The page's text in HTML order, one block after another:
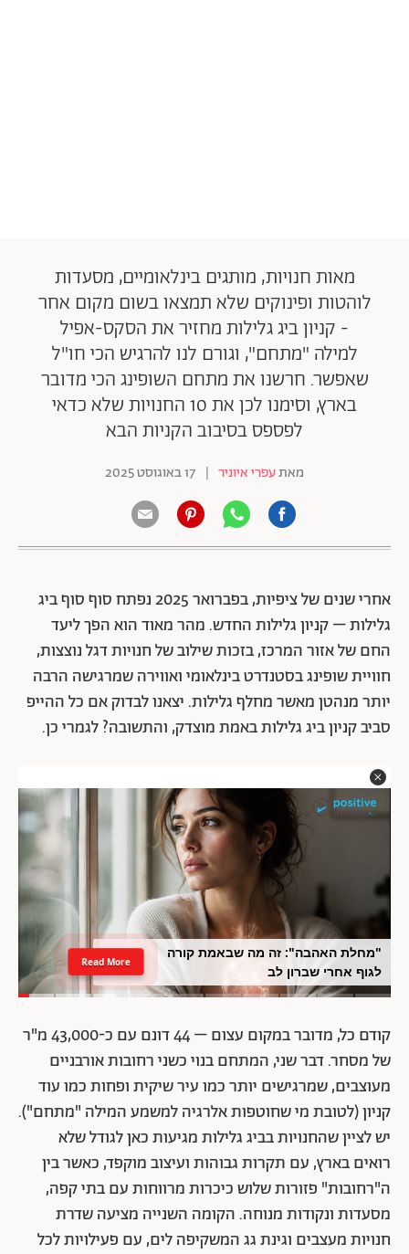
מאות חנויות, מותגים בינלאומיים, מסעדות
לוהטות ופינוקים שלא תמצאו בשום מקום אחר
- קניון ביג גלילות מחזיר את הסקס-אפיל
למילה "מתחם", וגורם לנו להרגיש הכי חו"ל
שאפשר. חרשנו את מתחם השופינג הכי מדובר
בארץ, וסימנו לכן את 10 החנויות שלא כדאי
לפספס בסיבוב הקניות הבא
מאתעפרי איוניר | 17 באוגוסט 2025
אחרי שנים של ציפיות, בפברואר 2025 נפתח סוף סוף ביג
גלילות – קניון גלילות החדש. מהר מאוד הוא הפך ליעד
החם של אזור המרכז, בזכות שילוב של חנויות דגל נוצצות,
חוויית שופינג בסטנדרט בינלאומי ואווירה שמרגישה הרבה
יותר מנהטן מאשר מחלף גלילות. יצאנו לבדוק אם כל ההייפ
סביב קניון ביג גלילות באמת מוצדק, והתשובה? לגמרי כן.
"מחלת האהבה": זה מה שבאמת קורה
לגוף אחרי שברון לב
Read More
קודם כל, מדובר במקום עצום – 44 דונם עם כ-43,000 מ"ר
של מסחר. דבר שני, המתחם בנוי כשני רחובות אורבניים
מעוצבים, שמרגישים יותר כמו עיר שיקית ופחות כמו עוד
קניון (לטובת מי שחוטפות אלרגיה למשמע המילה "מתחם").
יש לציין שהחנויות בביג גלילות מגיעות כאן לגודל שלא
רואים בארץ, עם תקרות גבוהות ועיצוב מוקפד, כאשר בין
ה"רחובות" פזורות שלוש כיכרות מרווחות עם בתי קפה,
מסעדות ונקודות מנוחה. הקומה השנייה מציעה שדרת
חנויות מעצבים וגינת גג המשקיפה לים, עם פעילויות לכל